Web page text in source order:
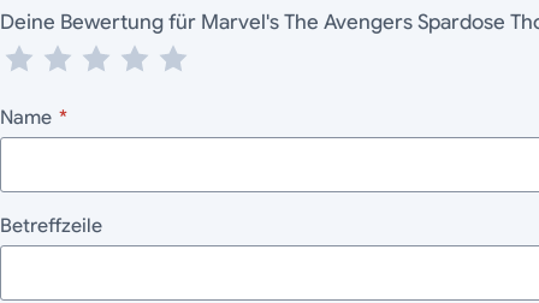
Deine Bewertung für Marvel's The Avengers Spardose
Name *
Betreffzeile